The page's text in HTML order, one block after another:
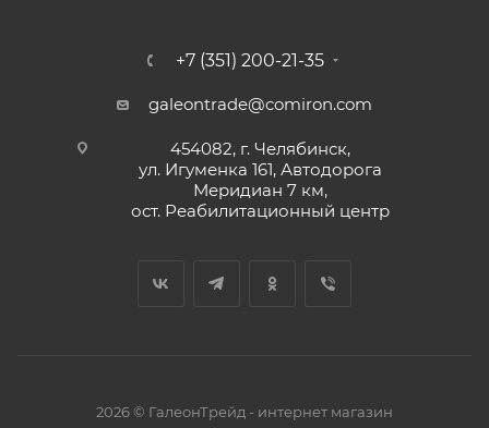
+7 (351) 200-21-35
galeontrade@comiron.com
454082, г. Челябинск,
ул. Игуменка 161, Автодорога
Меридиан 7 км,
ост. Реабилитационный центр
2026 © ГалеонТрейд - интернет магазин